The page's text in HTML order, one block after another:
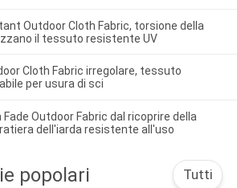
Outdoor Cloth Fabric, torsione della
il tessuto resistente UV
Cloth Fabric irregolare, tessuto
per usura di sci
Fade Outdoor Fabric dal ricoprire della
dell'iarda resistente all'uso
popolari Tutti